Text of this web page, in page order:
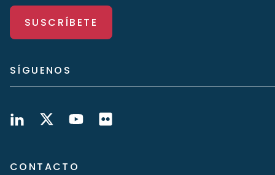
SUSCRÍBETE
SÍGUENOS
CONTACTO